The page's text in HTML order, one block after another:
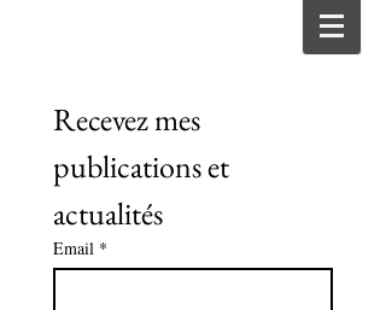
Recevez mes
publications et
actualités
Email *